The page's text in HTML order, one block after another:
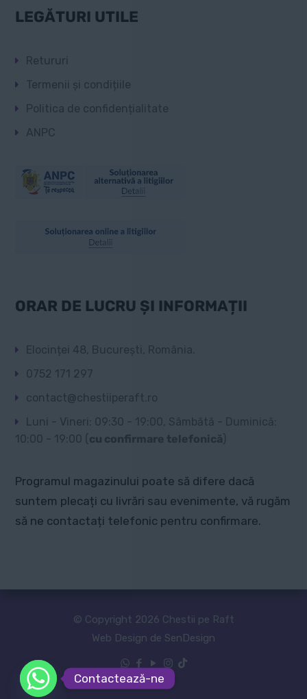
LEGĂTURI UTILE
Retururi
Termenii și condițiile
Politica de confidențialitate
ANPC
ORAR DE LUCRU ȘI INFORMAȚII
Elocinței 48, București, România.
0752 171 297
contact@chestiiperaft.ro
Luni - Vineri: 09:30 - 19:00, Sâmbătă - Duminică:
10:00 - 19:00 ( cu confirmare telefonică
Programul magazinului poate să difere dacă
suntem plecați cu livrări sau evenimente, vă rugăm
să ne contactați telefonic pentru confirmare.
© Copyright 2026 Chestii pe Raft
Web Design de SenDesign
Contactează-ne